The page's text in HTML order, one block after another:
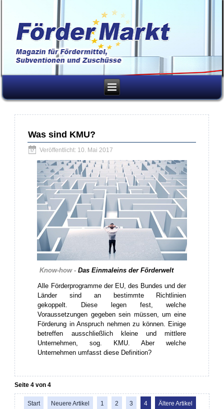
Was sind KMU?
Veröffentlicht: 10. Mai 2017
Know-how - Das Einmaleins der Förderwelt
Alle Förderprogramme der EU, des Bundes und der
Länder sind an bestimmte Richtlinien
gekoppelt. Diese legen fest, welche
Voraussetzungen gegeben sein müssen, um eine
Förderung in Anspruch nehmen zu können. Einige
betreffen ausschließlich kleine und mittlere
Unternehmen, sog. KMU. Aber welche
Unternehmen umfasst diese Definition?
Seite 4 von 4
Start Neuere Artikel 1 2 3 4
Ältere Artikel